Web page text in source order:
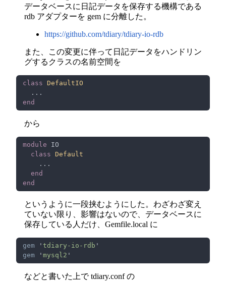
データベースに日記データを保存する機構である
rdb アダプターを gem に分離した。
https://github.com/tdiary/tdiary-io-rdb
また、この変更に伴って日記データをハンドリン
グするクラスの名前空間を
class
から
module
class
というように一段挟むようにした。わざわざ変え
ていない限り、影響はないので、データベースに
保存している人だけ、Gemfile.local に
gem ' tdiary-io-rdb
gem
' mysql2
などと書いた上で tdiary.conf の